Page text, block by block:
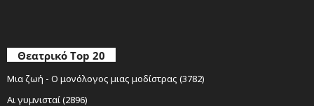
Θεατρικό Top 20
Μια ζωή - Ο μονόλογος μιας μοδίστρας (3782)
Αι γυμνισταί (2896)